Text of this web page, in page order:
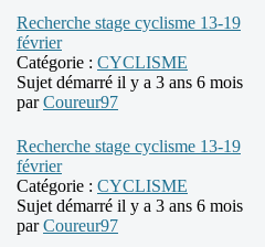
Recherche stage cyclisme 13-19
février
Catégorie : CYCLISME
Sujet démarré il y a 3 ans 6 mois
parCoureur97
Recherche stage cyclisme 13-19
février
Catégorie : CYCLISME
Sujet démarré il y a 3 ans 6 mois
parCoureur97